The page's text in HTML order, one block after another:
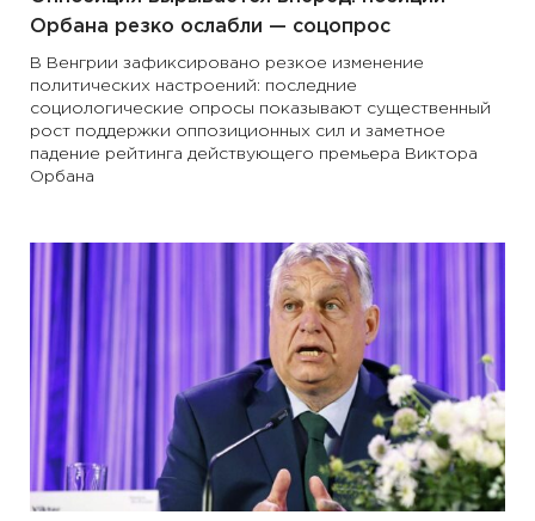
Орбана резко ослабли — соцопрос
В Венгрии зафиксировано резкое изменение
политических настроений: последние
социологические опросы показывают существенный
рост поддержки оппозиционных сил и заметное
падение рейтинга действующего премьера Виктора
Орбана